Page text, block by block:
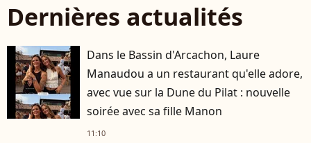
Dernières actualités
Dans le Bassin d'Arcachon, Laure
Manaudou a un restaurant qu'elle adore,
avec vue sur la Dune du Pilat : nouvelle
soirée avec sa fille Manon
11:10